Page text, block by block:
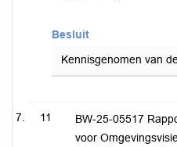
Besluit
Kennisgenomen van
11
BW-25-05517
voor